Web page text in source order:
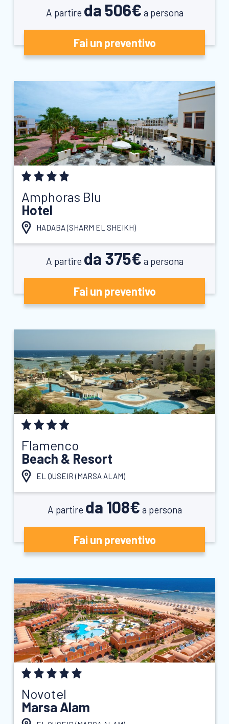
A partire da 506€ a persona
Fai un preventivo
Amphoras Blu
Hotel
HADABA (SHARM EL SHEIKH)
A partire da 375€ a persona
Fai un preventivo
Flamenco
Beach & Resort
EL QUSEIR (MARSA ALAM)
A partire da 108€ a persona
Fai un preventivo
Novotel
Marsa Alam